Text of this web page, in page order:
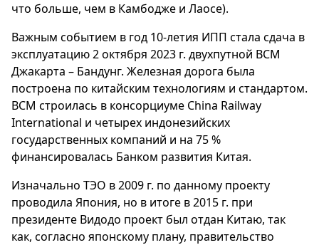
что больше, чем в Камбодже и Лаосе).
Важным событием в год 10-летия ИПП стала сдача в
эксплуатацию 2 октября 2023 г. двухпутной ВСМ
Джакарта – Бандунг. Железная дорога была
построена по китайским технологиям и стандартом.
ВСМ строилась в консорциуме China Railway
International и четырех индонезийских
государственных компаний и на 75 %
финансировалась Банком развития Китая.
Изначально ТЭО в 2009 г. по данному проекту
проводила Япония, но в итоге в 2015 г. при
президенте Видодо проект был отдан Китаю, так
как, согласно японскому плану, правительство